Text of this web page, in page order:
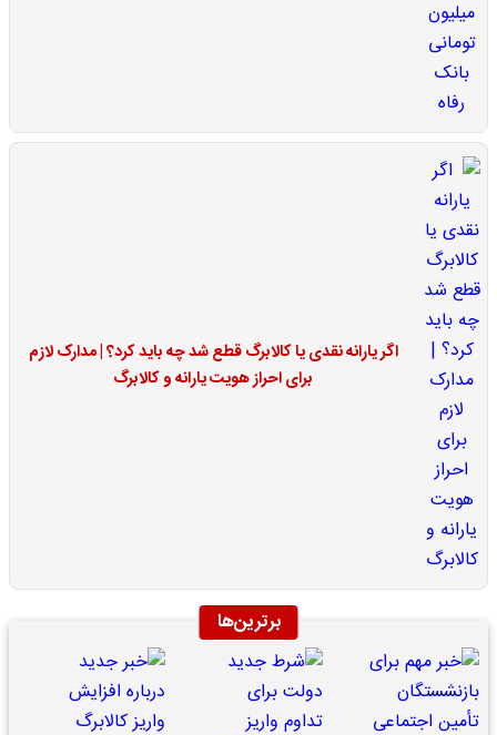
اگر یارانه نقدی یا کالابرگ قطع شد چه باید کرد؟ | مدارک لازم
برای احراز هویت یارانه و کالابرگ
برترین‌ها